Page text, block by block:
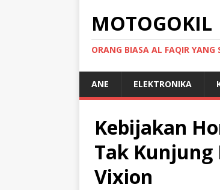
MOTOGOKIL
ORANG BIASA AL FAQIR
ANE ELEKTRONIKA
Kebijakan
Tak
Vixion